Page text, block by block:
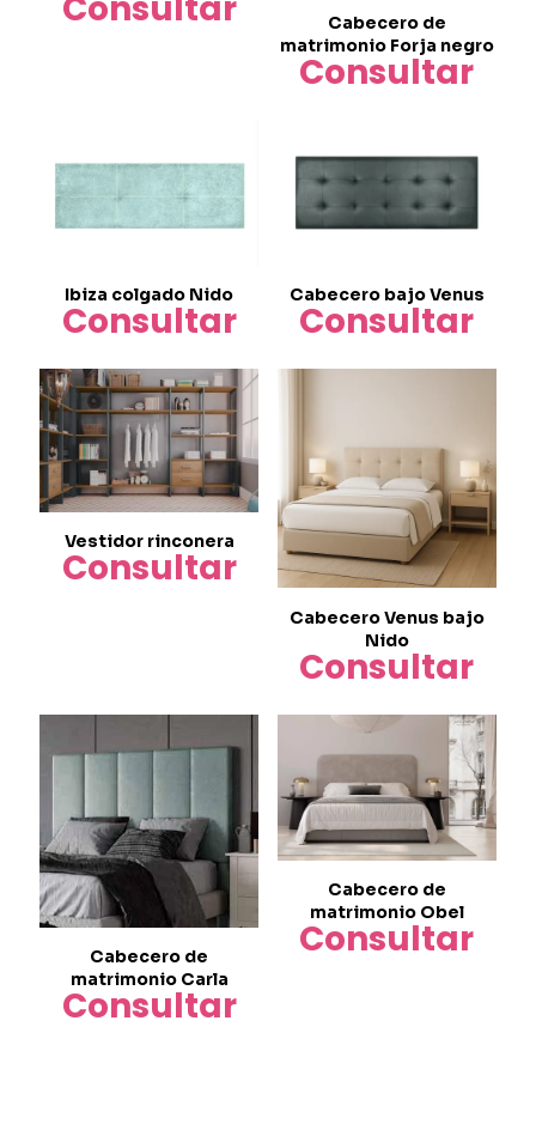
Cabecero de
matrimonio Forja negro
Consultar
tiene
múltiples
variantes.
Las
pueden
elegir
en
Ibiza colgado Nido
Consultar
Cabecero bajo Venus
Consultar
Vestidor rinconera
Consultar
Cabecero Venus bajo
Nido
Consultar
Cabecero de
matrimonio Carla
Consultar
Cabecero de
matrimonio Obel
Consultar